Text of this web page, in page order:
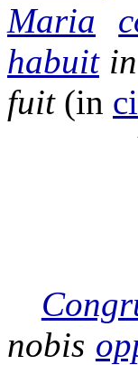
Maria
habuitin
fuit(in
nobis